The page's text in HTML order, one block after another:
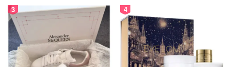
其他
晒衣用的衣夹：带一些晒衣用的衣夹，将潮湿的东西挂在晒
衣绳上晾晒。
3 4